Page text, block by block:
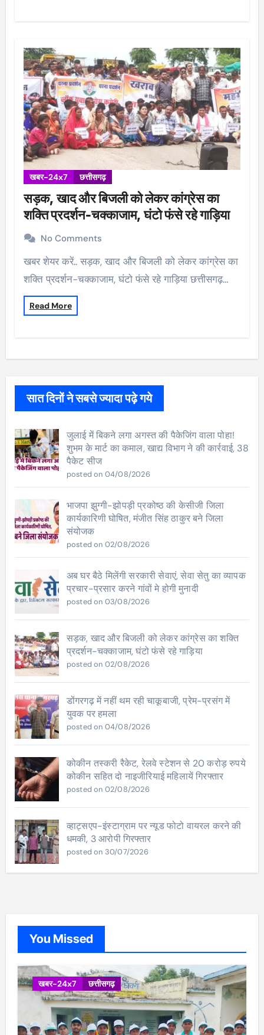
खबर-24x7 छत्तीसगढ़
सड़क, खाद और बिजली को लेकर कांग्रेस का
शक्ति प्रदर्शन-चक्काजाम, घंटो फंसे रहे गाड़िया
No Comments
खबर शेयर करें.. सड़क, खाद और बिजली को लेकर कांग्रेस का
शक्ति प्रदर्शन-चक्काजाम, घंटो फंसे रहे गाड़िया छत्तीसगढ़…
Read More
सात दिनों ने सबसे ज्यादा पढ़े गये
जुलाई में बिकने लगा अगस्त की पैकेजिंग वाला पोहा!
शुभम के मार्ट का कमाल, खाद्य विभाग ने की कार्रवाई, 38
पैकेट सीज
posted on 04/08/2026
भाजपा झुग्गी-झोपड़ी प्रकोष्ठ की केसीजी जिला
कार्यकारिणी घोषित, मंजीत सिंह ठाकुर बने जिला
संयोजक
posted on 02/08/2026
अब घर बैठे मिलेंगी सरकारी सेवाएं, सेवा सेतु का व्यापक
प्रचार-प्रसार करने गांवों मे होगी मुनादी
posted on 03/08/2026
सड़क, खाद और बिजली को लेकर कांग्रेस का शक्ति
प्रदर्शन-चक्काजाम, घंटो फंसे रहे गाड़िया
posted on 02/08/2026
डोंगरगढ़ में नहीं थम रही चाकूबाजी, प्रेम-प्रसंग में
युवक पर हमला
posted on 04/08/2026
कोकीन तस्करी रैकेट, रेलवे स्टेशन से 20 करोड़ रुपये
कोकीन सहित दो नाइजीरियाई महिलायें गिरफ्तार
posted on 02/08/2026
व्हाट्सएप-इंस्टाग्राम पर न्यूड फोटो वायरल करने की
धमकी, 3 आरोपी गिरफ्तार
posted on 30/07/2026
You Missed
खबर-24x7 छत्तीसगढ़